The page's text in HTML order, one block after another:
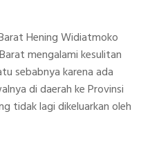
Hening Widiatmoko
mengalami kesulitan
sebabnya karena ada
di daerah ke Provinsi
tidak lagi dikeluarkan oleh